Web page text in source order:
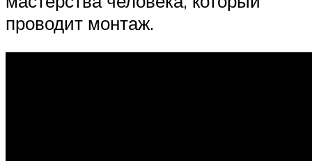
проводит монтаж.